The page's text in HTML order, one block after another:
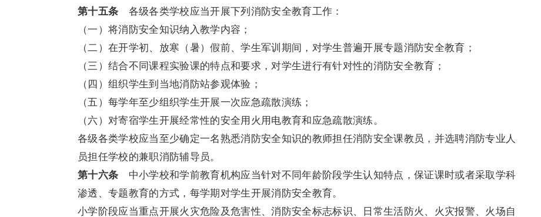
第十五条 各级各类学校应当开展下列消防安全教育工作：
（一）将消防安全知识纳入教学内容；
（二）在开学初、放寒（暑）假前、学生军训期间，对学生普遍开展专题消防安全教育；
（三）结合不同课程实验课的特点和要求，对学生进行有针对性的消防安全教育；
（四）组织学生到当地消防站参观体验；
（五）每学年至少组织学生开展一次应急疏散演练；
（六）对寄宿学生开展经常性的安全用火用电教育和应急疏散演练。
各级各类学校应当至少确定一名熟悉消防安全知识的教师担任消防安全课教员，并选聘消防专业人
员担任学校的兼职消防辅导员。
第十六条 中小学校和学前教育机构应当针对不同年龄阶段学生认知特点，保证课时或者采取学科
渗透、专题教育的方式，每学期对学生开展消防安全教育。
小学阶段应当重点开展火灾危险及危害性、消防安全标志标识、日常生活防火、火灾报警、火场自